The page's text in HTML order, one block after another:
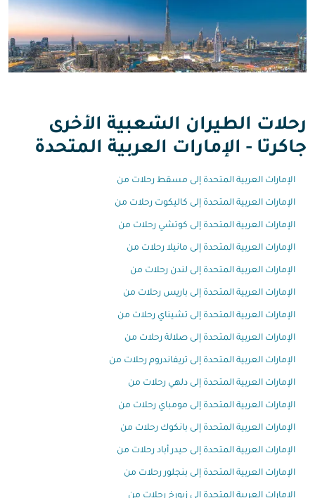
رحلات الطيران الشعبية الأخرى
جاكرتا - الإمارات العربية المتحدة
الإمارات العربية المتحدة إلى مسقط رحلات من
الإمارات العربية المتحدة إلى كاليكوت رحلات من
الإمارات العربية المتحدة إلى كوتشي رحلات من
الإمارات العربية المتحدة إلى مانيلا رحلات من
الإمارات العربية المتحدة إلى لندن رحلات من
الإمارات العربية المتحدة إلى باريس رحلات من
الإمارات العربية المتحدة إلى تشيناي رحلات من
الإمارات العربية المتحدة إلى صلالة رحلات من
الإمارات العربية المتحدة إلى تريفاندروم رحلات من
الإمارات العربية المتحدة إلى دلهي رحلات من
الإمارات العربية المتحدة إلى مومباي رحلات من
الإمارات العربية المتحدة إلى بانكوك رحلات من
الإمارات العربية المتحدة إلى حيدر أباد رحلات من
الإمارات العربية المتحدة إلى بنجلور رحلات من
الإمارات العربية المتحدة إلى زيورخ رحلات من